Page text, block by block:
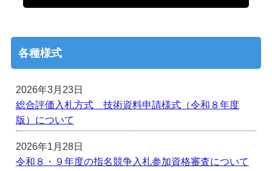
各種様式
2026年3月23日
総合評価入札方式 技術資料申請様式（令和８年度
版）について
2026年1月28日
令和８・９年度の指名競争入札参加資格審査について